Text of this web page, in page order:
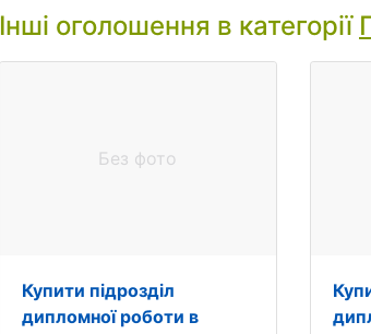
Інші оголошення в категорії
Без фото
Купити підрозділ
дипломної роботи в